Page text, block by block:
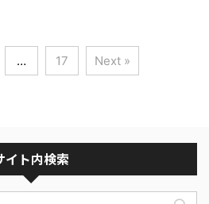
… 17 Next »
イト内検索